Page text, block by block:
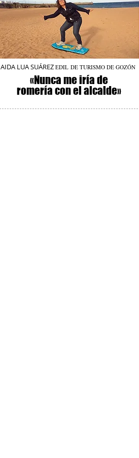
AIDA LUA SUÁREZ EDIL DE TURISMO DE GOZÓN
«Nunca me iría de
romería con el alcalde»